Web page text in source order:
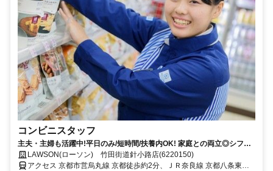
コンビニスタッフ
主夫・主婦も活躍中!平日のみ/短時間/扶養内OK! 家庭との両立◎シフト
ご相談ください
LAWSON(ローソン) 竹田街道針小路店(6220150)
アクセス 京都市営烏丸線 京都徒歩約2分、ＪＲ奈良線 京都八条東口